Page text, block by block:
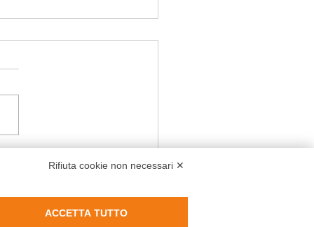
Rifiuta cookie non necessari ✕
ACCETTA TUTTO